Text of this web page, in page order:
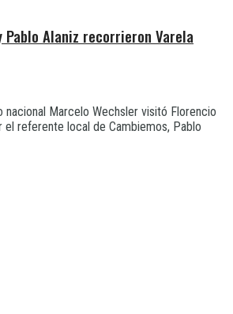
Pablo Alaniz recorrieron Varela
nacional Marcelo Wechsler visitó Florencio
el referente local de Cambiemos, Pablo